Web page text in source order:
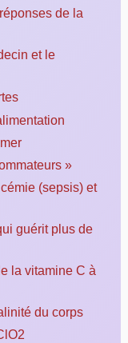
de la
et le
»
(sepsis) et
guérit plus de
la vitamine C à
du corps